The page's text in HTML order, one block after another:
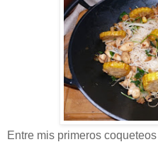
Entre mis primeros